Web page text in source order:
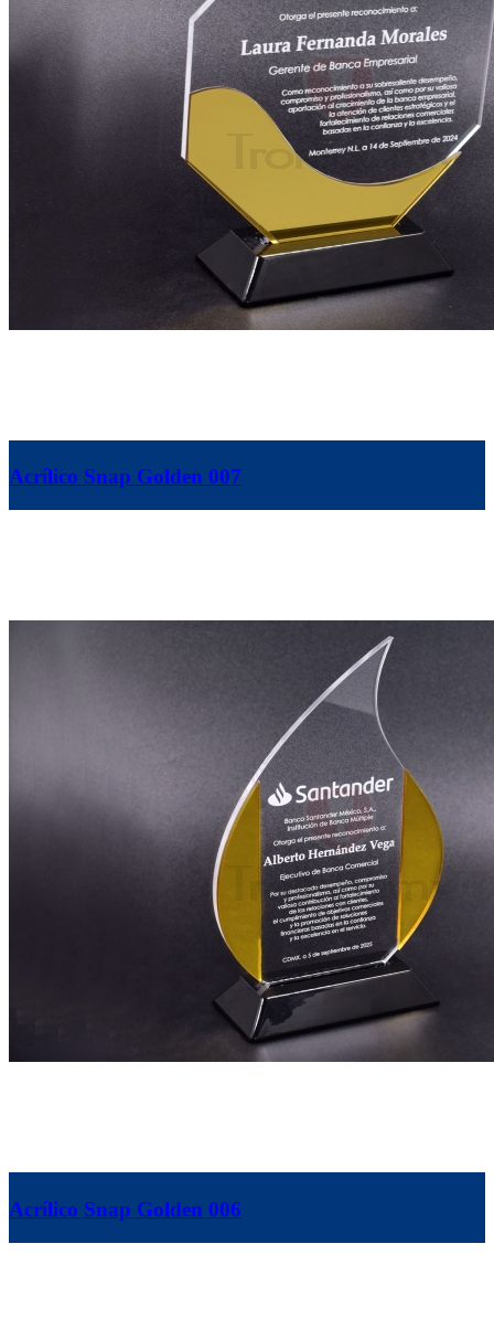
Acrílico Snap Golden 007
Acrílico Snap Golden 006